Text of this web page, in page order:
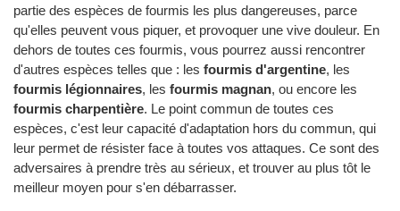
partie des espèces de fourmis les plus dangereuses, parce
qu'elles peuvent vous piquer, et provoquer une vive douleur. En
dehors de toutes ces fourmis, vous pourrez aussi rencontrer
d'autres espèces telles que : les fourmis d'argentine, les
fourmis légionnaires, les fourmis magnan, ou encore les
fourmis charpentière. Le point commun de toutes ces
espèces, c'est leur capacité d'adaptation hors du commun, qui
leur permet de résister face à toutes vos attaques. Ce sont des
adversaires à prendre très au sérieux, et trouver au plus tôt le
meilleur moyen pour s'en débarrasser.